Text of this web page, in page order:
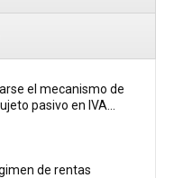
el mecanismo de
pasivo en IVA...
de rentas